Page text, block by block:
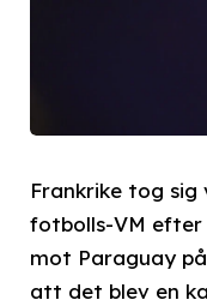
Frankrike tog
fotbolls-VM
mot Paraguay
att det blev en